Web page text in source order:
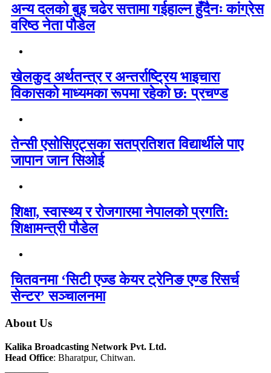
अन्य दलको बुइ चढेर सत्तामा गईहाल्न हुँदैनः कांग्रेस
वरिष्ठ नेता पौडेल
खेलकुद अर्थतन्त्र र अन्तर्राष्ट्रिय भाइचारा
विकासको माध्यमका रूपमा रहेको छ: प्रचण्ड
तेन्सी एसोसिएट्सका सतप्रतिशत विद्यार्थीले पाए
जापान जान सिओई
शिक्षा, स्वास्थ्य र रोजगारमा नेपालको प्रगति:
शिक्षामन्त्री पौडेल
चितवनमा ‘सिटी एज्ड केयर ट्रेनिङ एण्ड रिसर्च
सेन्टर’ सञ्चालनमा
About Us
Kalika Broadcasting Network Pvt. Ltd.
Head Office: Bharatpur, Chitwan.